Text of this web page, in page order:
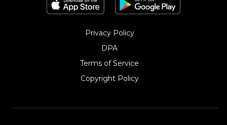
Privacy Policy
DPA
Terms of Service
Copyright Policy‎